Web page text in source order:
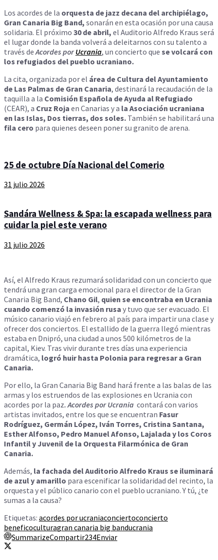
Los acordes de la orquesta de jazz decana del archipiélago,
Gran Canaria Big Band, sonarán en esta ocasión por una causa
solidaria. El próximo 30 de abril, el Auditorio Alfredo Kraus será
el lugar donde la banda volverá a deleitarnos con su talento a
través de Acordes porUcrania, un concierto que se volcará con
los refugiados del pueblo ucraniano.
La cita, organizada por el área de Cultura del Ayuntamiento
de Las Palmas de Gran Canaria, destinará la recaudación de la
taquilla a la Comisión Española de Ayuda al Refugiado
(CEAR), a Cruz Roja en Canarias y a la Asociación ucraniana
en las Islas, Dos tierras, dos soles. También se habilitará una
fila cero para quienes deseen poner su granito de arena.
25 de octubre Día Nacional del Comerio
31 julio 2026
Sandára Wellness & Spa: la escapada wellness para
cuidar la piel este verano
31 julio 2026
Así, el Alfredo Kraus rezumará solidaridad con un concierto que
tendrá una gran carga emocional para el director de la Gran
Canaria Big Band, Chano Gil, quien se encontraba en Ucrania
cuando comenzó la invasión rusa y tuvo que ser evacuado. El
músico canario viajó en febrero al país para impartir una clase y
ofrecer dos conciertos. El estallido de la guerra llegó mientras
estaba en Dnipró, una ciudad a unos 500 kilómetros de la
capital, Kiev. Tras vivir durante tres días una experiencia
dramática, logró huir hasta Polonia para regresar a Gran
Canaria.
Por ello, la Gran Canaria Big Band hará frente a las balas de las
armas y los estruendos de las explosiones en Ucrania con
acordes por la paz. Acordes por Ucrania contará con varios
artistas invitados, entre los que se encuentran Fasur
Rodríguez, Germán López, Iván Torres, Cristina Santana,
Esther Alfonso, Pedro Manuel Afonso, Lajalada y los Coros
Infantil y Juvenil de la Orquesta Filarmónica de Gran
Canaria.
Además, la fachada del Auditorio Alfredo Kraus se iluminará
de azul y amarillo para escenificar la solidaridad del recinto, la
orquesta y el público canario con el pueblo ucraniano. Y tú, ¿te
sumas a la causa?
Etiquetas: acordes por ucraniaconciertoconcierto
beneficoculturagran canaria big banducrania
SummarizeCompartir234Enviar